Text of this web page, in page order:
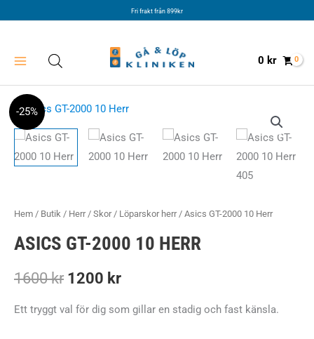
Fri frakt från 899kr
0 kr
-25%
Hem / Butik / Herr/ Skor/ Löparskor herr/ Asics GT-2000 10 Herr
ASICS GT-2000 10 HERR
1600kr Det
ursprungliga
1200 krDet
nuvarande
Ett tryggt val för dig som gillar en stadig och fast känsla.